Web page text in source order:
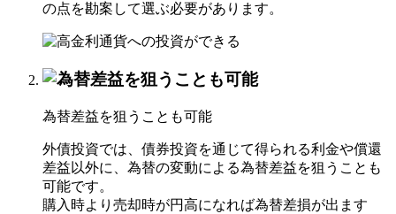
の点を勘案して選ぶ必要があります。
為替差益を狙うことも可能
外債投資では、債券投資を通じて得られる利金や償還
差益以外に、為替の変動による為替差益を狙うことも
可能です。
購入時より売却時が円高になれば為替差損が出ます